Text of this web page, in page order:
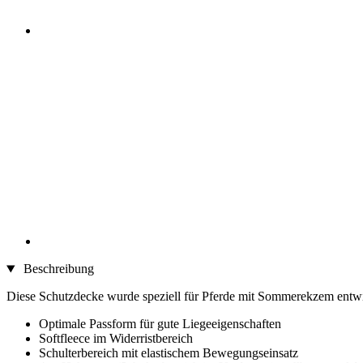
Beschreibung
Diese Schutzdecke wurde speziell für Pferde mit Sommerekzem
Optimale Passform für gute Liegeeigenschaften
Softfleece im Widerristbereich
Schulterbereich mit elastischem Bewegungseinsatz